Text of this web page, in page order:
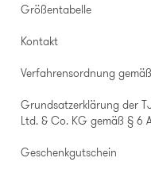
Größentabelle
Kontakt
Verfahrensordnung
Grundsatzerklärung der
Ltd. & Co. KG gemäß § 6
Geschenkgutschein